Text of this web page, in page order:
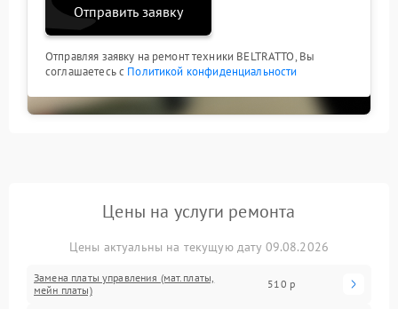
Отправить заявку
Отправляя заявку на ремонт техники BELTRATTO, Вы
соглашаетесь с Политикой конфиденциальности
Цены на услуги ремонта
Цены актуальны на текущую дату 09.08.2026
Замена платы управления (мат.платы,
мейн платы)
510 р